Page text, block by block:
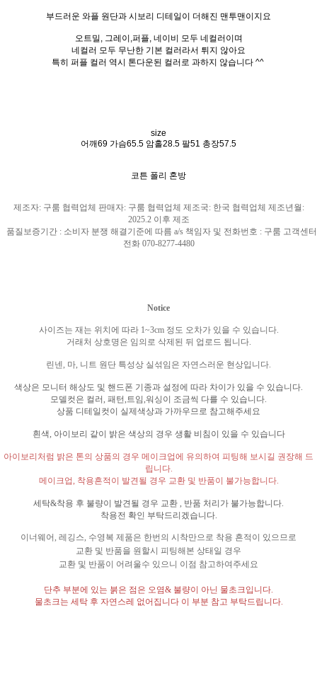
부드러운 와플 원단과 시보리 디테일이 더해진 맨투맨이지요
오트밀, 그레이,퍼플, 네이비 모두 네컬러이며
네컬러 모두 무난한 기본 컬러라서 튀지 않아요
특히 퍼플 컬러 역시 톤다운된 컬러로 과하지 않습니다 ^^
size
어깨69 가슴65.5 암홀28.5 팔51 총장57.5
코튼 폴리 혼방
제조자: 구룸 협력업체 판매자: 구룸 협력업체 제조국: 한국 협력업체 제조년월 :
2025.2 이후 제조
품질보증기간 : 소비자 분쟁 해결기준에 따름 a/s 책임자 및 전화번호 : 구룸 고객센터
전화 070-8277-4480
Notice
사이즈는 재는 위치에 따라 1~3cm 정도 오차가 있을 수 있습니다.
거래처 상호명은 임의로 삭제된 뒤 업로드 됩니다.
린넨 마 니트 원단 특성상 실섞임은 자연스러운 현상입니다
색상은 모니터 해상도 및 핸드폰 기종과 설정에 따라 차이가 있을 수 있습니다
모델컷은 컬러 패턴 트임 워싱이 조금씩 다를 수 있습니다
상품 디테일컷이 실제색상과 가까우므로 참고해주세요
흰색 아이보리 같이 밝은 색상의 경우 생활 비침이 있을 수 있습니다
아이보리처럼 밝은 톤의 상품의 경우 메이크업에 유의하여 피팅해 보시길 권장해 드
립니다.
메이크업
착용흔적이 발견될 경우 교환 및 반품이 불가능합니다.
세탁&착용 후 불량이 발견될 경우 교환 반품 처리가 불가능합니다
착용전 확인 부탁드리겠습니다.
이너웨어 레깅스 수영복 제품은 한번의 시착만으로 착용 흔적이 있으므로
교환 및 반품을 원할시 피팅해본 상태일 경우
교환 및 반품이 어려울수 있으니 이점 참고하여주세요
단추 부분에 있는 붉은 점은 오염& 불량이 아닌 물초크입니다
물초크는 세탁 후 자연스레 없어집니다 이 부분 참고 부탁드립니다.